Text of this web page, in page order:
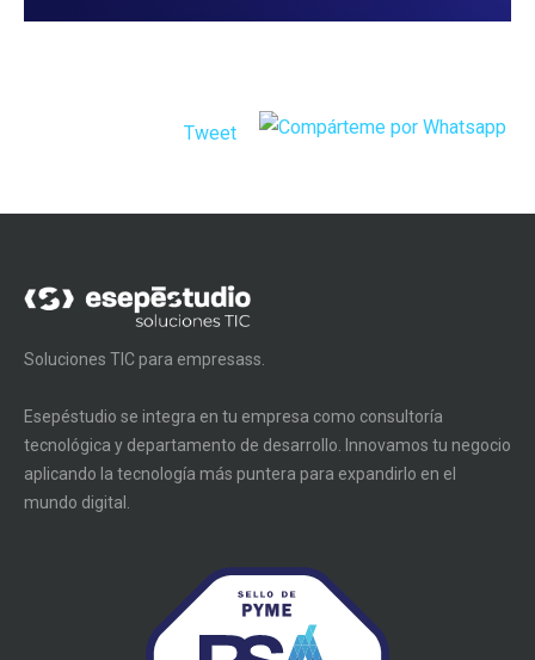
Tweet
Soluciones TIC para empresass.
Esepéstudio se integra en tu empresa como consultoría
tecnológica y departamento de desarrollo. Innovamos tu negocio
aplicando la tecnología más puntera para expandirlo en el
mundo digital.